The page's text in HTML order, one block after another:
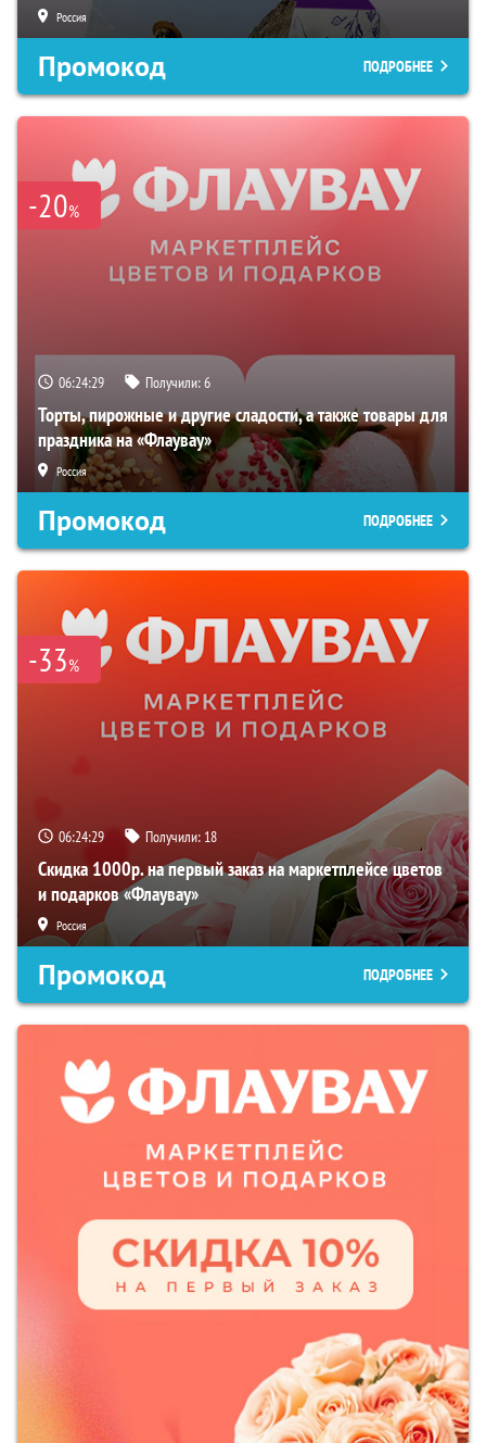
Россия
Промокод ПОДРОБНЕЕ
-20%
06:24:28 Получили:6
Торты, пирожные и другие сладости, а также товары для
праздника на «Флаувау»
Россия
Промокод ПОДРОБНЕЕ
-33%
06:24:28 Получили: 18
Скидка 1000р. на первый заказ на маркетплейсе цветов
и подарков «Флаувау»
Россия
Промокод ПОДРОБНЕЕ